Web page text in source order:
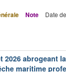
Note Date
2026 abrogeant
maritime